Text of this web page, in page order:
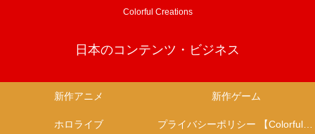
Colorful Creations
日本のコンテンツ・ビジネス
新作アニメ 新作ゲーム
ホロライブ プライバシーポリシー 【Colorful Creation】